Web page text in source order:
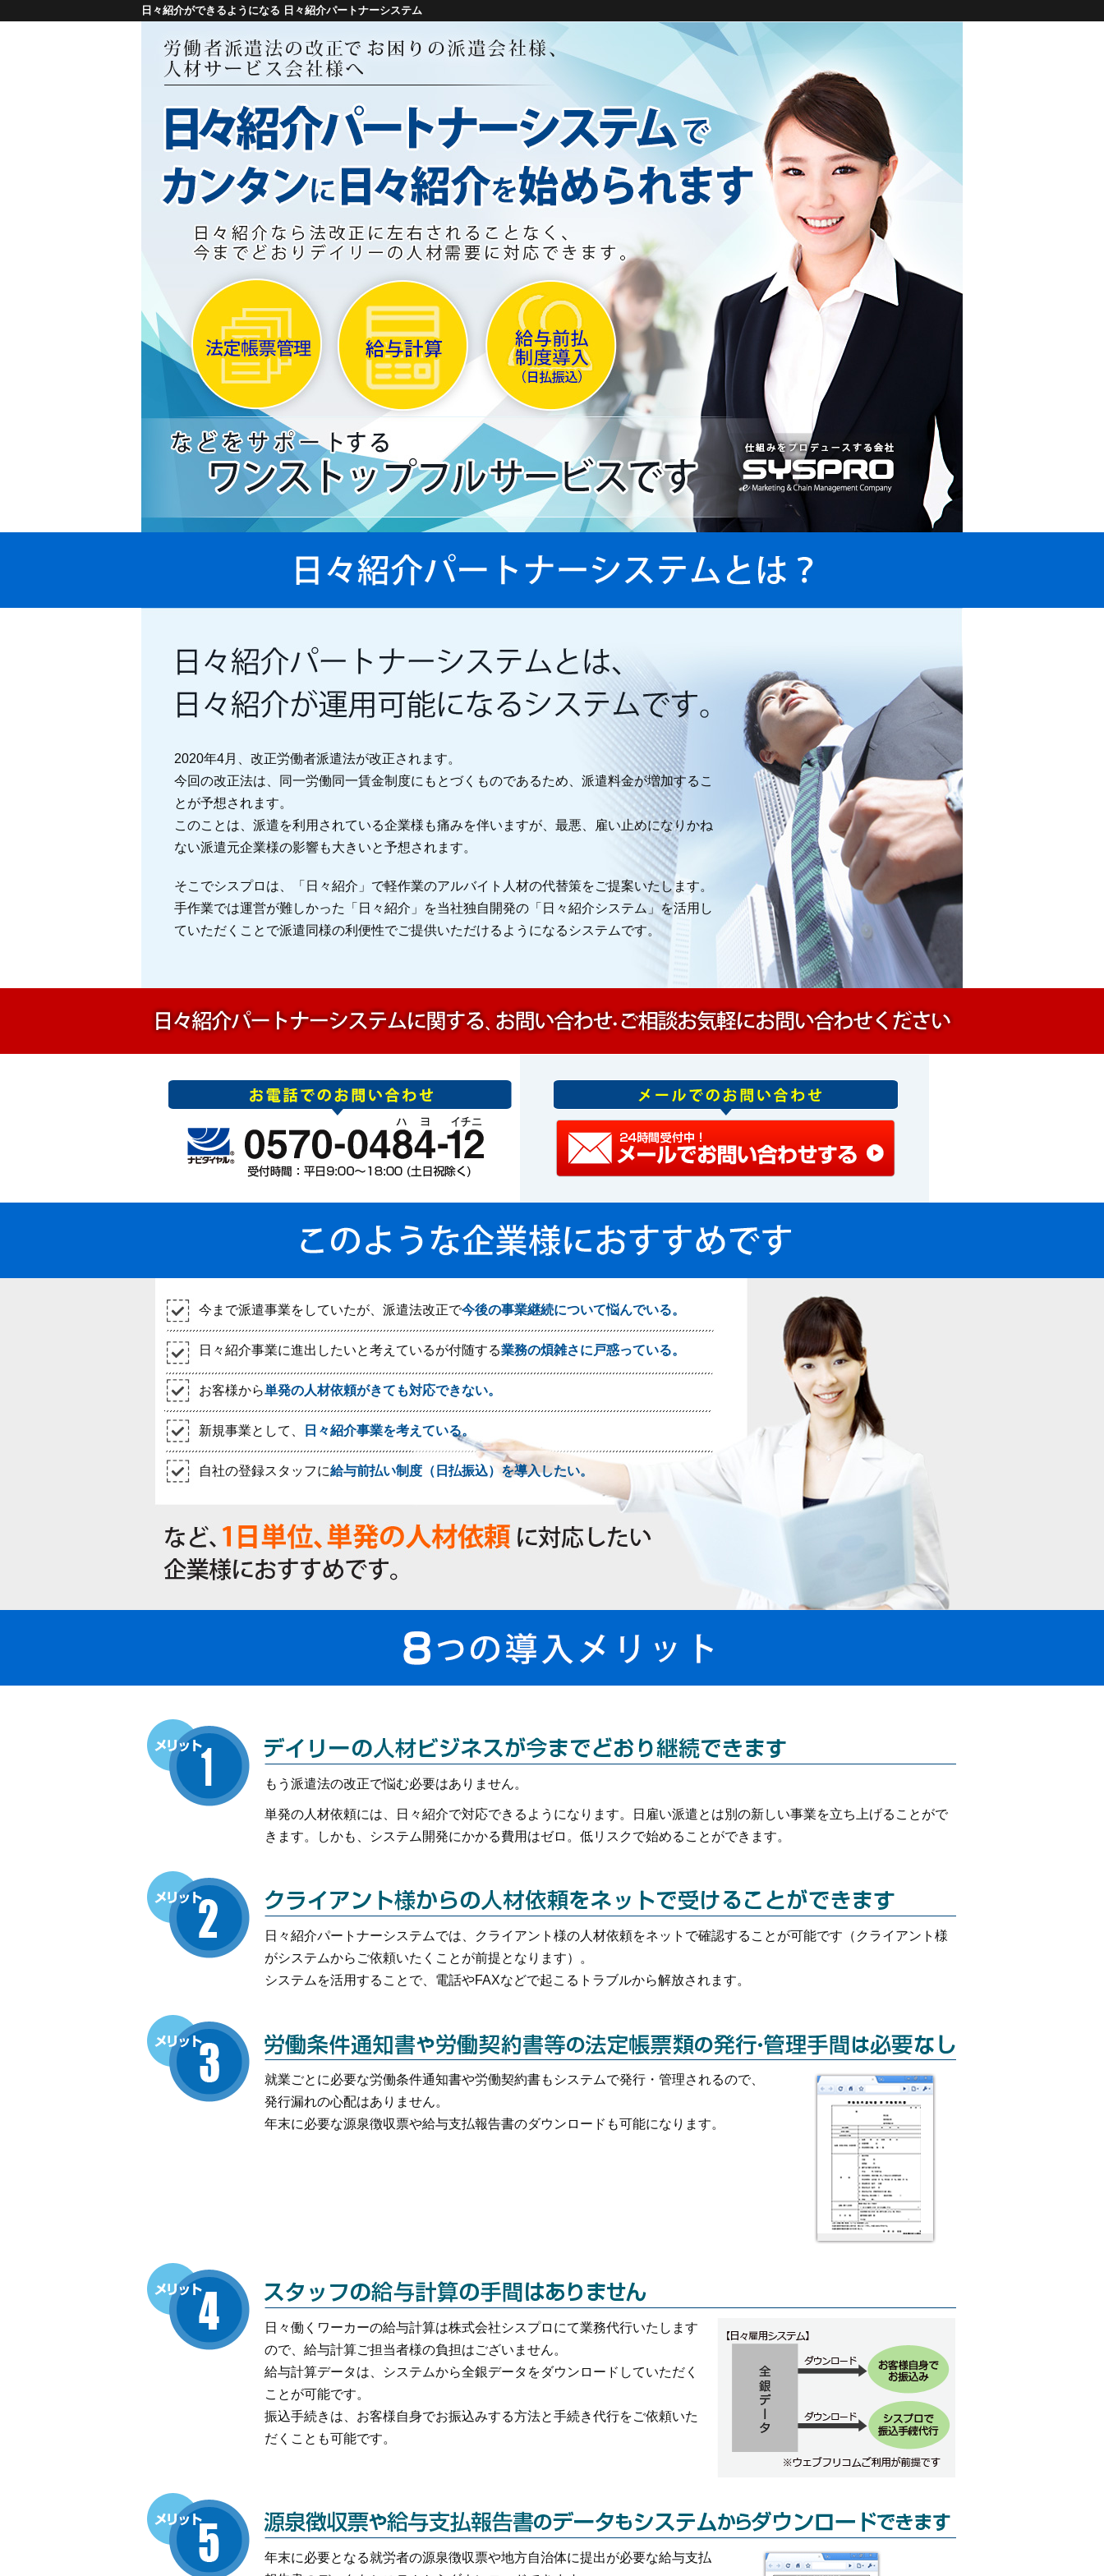
日々紹介ができるようになる 日々紹介パートナーシステム
2020年4月、改正労働者派遣法が改正されます。
今回の改正法は、同一労働同一賃金制度にもとづくものであるため、派遣料金が増加するこ
とが予想されます。
このことは、派遣を利用されている企業様も痛みを伴いますが、最悪、雇い止めになりかね
ない派遣元企業様の影響も大きいと予想されます。
そこでシスプロは、「日々紹介」で軽作業のアルバイト人材の代替策をご提案いたします。
手作業では運営が難しかった「日々紹介」を当社独自開発の「日々紹介システム」を活用し
ていただくことで派遣同様の利便性でご提供いただけるようになるシステムです。
今まで派遣事業をしていたが、派遣法改正で今後の事業継続について悩んでいる。
日々紹介事業に進出したいと考えているが付随する業務の煩雑さに戸惑っている。
お客様から単発の人材依頼がきても対応できない。
新規事業として、 日々紹介事業を考えている。
自社の登録スタッフに給与前払い制度（日払振込）を導入したい。
もう派遣法の改正で悩む必要はありません。
単発の人材依頼には、日々紹介で対応できるようになります。日雇い派遣とは別の新しい事業を立ち上げることがで
きます。しかも、システム開発にかかる費用はゼロ。低リスクで始めることができます。
日々紹介パートナーシステムでは、クライアント様の人材依頼をネットで確認することが可能です（クライアント様
がシステムからご依頼いたくことが前提となります）。
システムを活用することで、電話やFAXなどで起こるトラブルから解放されます。
就業ごとに必要な労働条件通知書や労働契約書もシステムで発行・管理されるので、
発行漏れの心配はありません。
年末に必要な源泉徴収票や給与支払報告書のダウンロードも可能になります。
日々働くワーカーの給与計算は株式会社シスプロにて業務代行いたします
ので、給与計算ご担当者様の負担はございません。
給与計算データは、システムから全銀データをダウンロードしていただく
ことが可能です。
振込手続きは、お客様自身でお振込みする方法と手続き代行をご依頼いた
だくことも可能です。
年末に必要となる就労者の源泉徴収票や地方自治体に提出が必要な給与支払